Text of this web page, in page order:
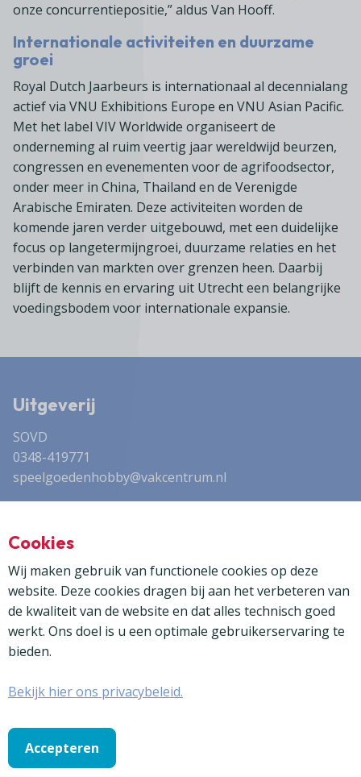
onze concurrentiepositie,” aldus Van Hooff.
Internationale activiteiten en duurzame
groei
Royal Dutch Jaarbeurs is internationaal al decennialang
actief via VNU Exhibitions Europe en VNU Asian Pacific.
Met het label VIV Worldwide organiseert de
onderneming al ruim veertig jaar wereldwijd beurzen,
congressen en evenementen voor de agrifoodsector,
onder meer in China, Thailand en de Verenigde
Arabische Emiraten. Deze activiteiten worden de
komende jaren verder uitgebouwd, met een duidelijke
focus op langetermijngroei, duurzame relaties en het
verbinden van markten over grenzen heen. Daarbij
blijft de kennis en ervaring uit Utrecht een belangrijke
voedingsbodem voor internationale expansie.
Uitgeverij
SOVD
0348-419771
speelgoedenhobby@vakcentrum.nl
Dock35 Media
0314 - 355 830
frank@dock35media.nl
© 2024 - 2026 | Stichting Ontwikkeling en Voorlichting
Detailhandel
Cookies
Wij maken gebruik van functionele cookies op deze
website. Deze cookies dragen bij aan het verbeteren van
de kwaliteit van de website en dat alles technisch goed
werkt. Ons doel is u een optimale gebruikerservaring te
bieden.
Bekijk hier ons privacybeleid.
Accepteren